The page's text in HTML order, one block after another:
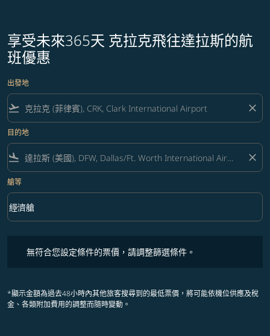
享受未來365天 克拉克飛往達拉斯的航
班優惠
出發地
flight_takeoff close
目的地
flight_land close
艙等
艙等 option 經濟艙 Selected
經濟艙
keyboard_arrow_down
無符合您設定條件的票價，請調整篩選條件。
*顯示金額為過去48小時內其他旅客搜尋到的最低票價，將可能依機位供應及稅
金、各類附加費用的調整而隨時變動。